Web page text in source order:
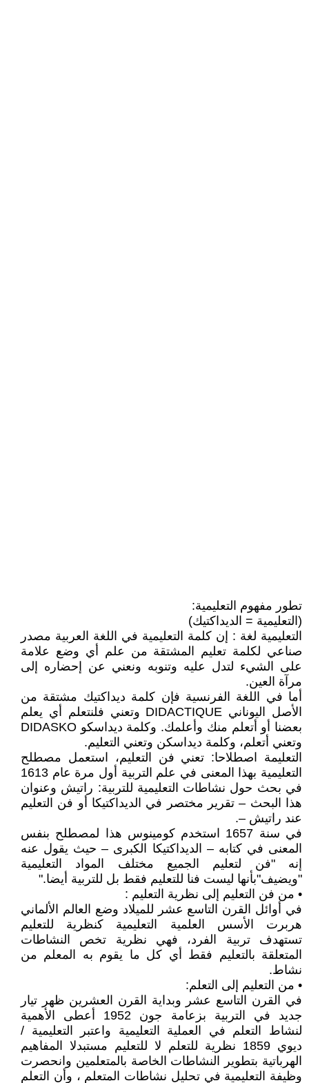
تطور مفهوم التعليمية:
(التعليمية = الديداكتيك)
التعليمية لغة : إن كلمة التعليمية في اللغة العربية مصدر
صناعي لكلمة تعليم المشتقة من علم أي وضع علامة
على الشيء لتدل عليه وتنوبه ونعني عن إحضاره إلى
مرآة العين.
أما في اللغة الفرنسية فإن كلمة ديداكتيك مشتقة من
الأصل اليوناني DIDACTIQUE وتعني فلنتعلم أي يعلم
بعضنا أو أتعلم منك وأعلمك. وكلمة ديداسكو DIDASKO
وتعني أتعلم، وكلمة ديداسكن وتعني التعليم.
التعليمة اصطلاحا: تعني فن التعليم، استعمل مصطلح
التعليمية بهذا المعنى في علم التربية أول مرة عام 1613
في بحث حول نشاطات التعليمية للتربية: راتيش وعنوان
هذا البحث – تقرير مختصر في الديداكتيكا أو فن التعليم
عند راتيش –.
في سنة 1657 استخدم كومينوس هذا لمصطلح بنفس
المعنى في كتابه – الديداكتيكا الكبرى – حيث يقول عنه
إنه "فن لتعليم الجميع مختلف المواد التعليمية
"ويضيف"بأنها ليست فنا للتعليم فقط بل للتربية أيضا."
• من فن التعليم إلى نظرية التعليم :
في أوائل القرن التاسع عشر للميلاد وضع العالم الألماني
هربرت الأسس العلمية التعليمية كنظرية للتعليم
تستهدف تربية الفرد، فهي نظرية تخص النشاطات
المتعلقة بالتعليم فقط أي كل ما يقوم به المعلم من
نشاط.
• من التعليم إلى التعلم:
في القرن التاسع عشر وبداية القرن العشرين ظهر تيار
جديد في التربية بزعامة جون 1952 أعطى الأهمية
لنشاط التعلم في العملية التعليمية واعتبر التعليمية /
ديوي 1859 نظرية للتعلم لا للتعليم مستبدلا المفاهيم
الهرباتية بتطوير النشاطات الخاصة بالمتعلمين وانحصرت
وظيفة التعليمية في تحليل نشاطات المتعلم ، وأن التعلم